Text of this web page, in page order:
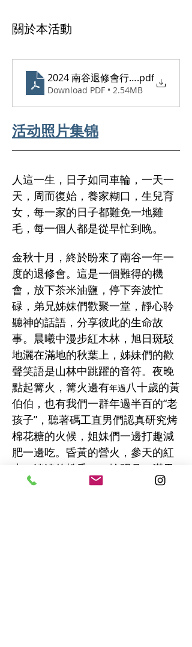
關於本活動
2024 南谷退修會行前通知
.pdf
Download PDF • 2.54MB
活动照片集锦
人這一生，日子如同車輪，一天一
天，周而復始，養家糊口，生兒育
女，每一家的日子都難免一地雞
毛，每一個人都是從早忙到晚。
金秋十月，終於盼來了南谷一年一
度的退修會。這是一個難得的機
會，放下茶米油鹽，停下奔波忙
碌，弟兄姊妹們歡聚一堂，靜心聆
聽神的話語，分享彼此的生命故
事。晨曦中漫步紅木林，旭日斑駁
地灑在滿地的秋葉上，姊妹們的歡
聲笑語是山林中跳躍的音符。夜晚
點起篝火，篝火邊有年過八十歲的黃
伯伯，也有我們一群年過半百的“老
孩子”，聽著碼工直男們認真研究烤
棉花糖的火候，姐妹們一邊打趣減
肥一邊吃。昏黃的營火，參天的紅
木，淡淡的松香，一輪明月，滿天
星辰。初冬的寒夜裡，被不是家人